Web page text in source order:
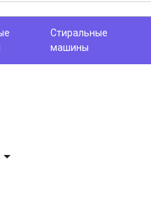
Стиральные
машины